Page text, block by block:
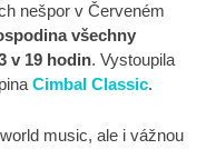
nešpor v Červeném
všechny
v 19 hodin. Vystoupila
Cimbal Classic.
music, ale i vážnou